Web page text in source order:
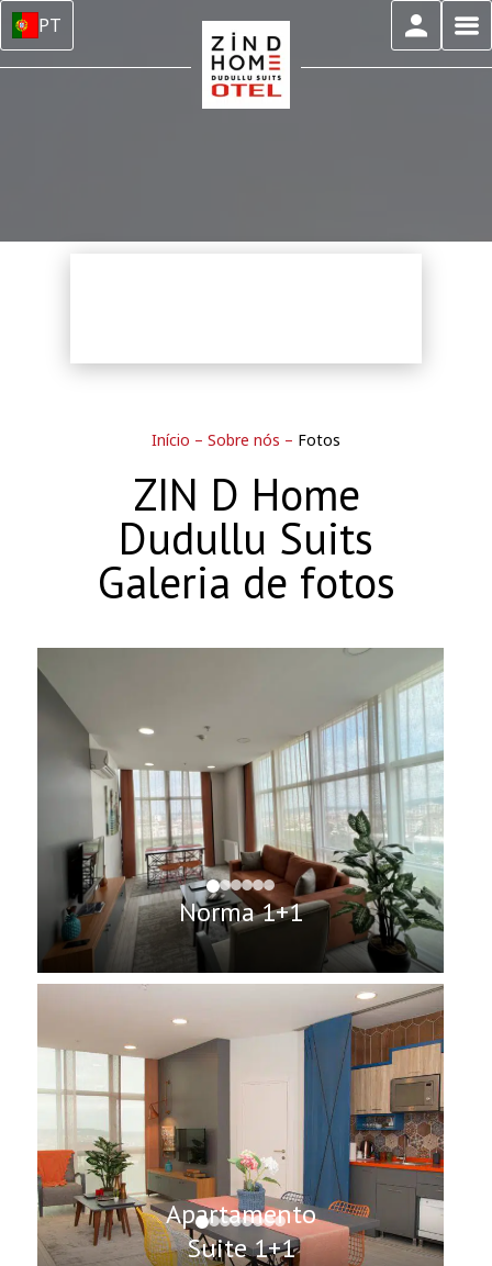
PT
Início – Sobre nós – Fotos
ZIN D Home
Dudullu Suits
Galeria de fotos
Norma 1+1
Apartamento
Suite 1+1